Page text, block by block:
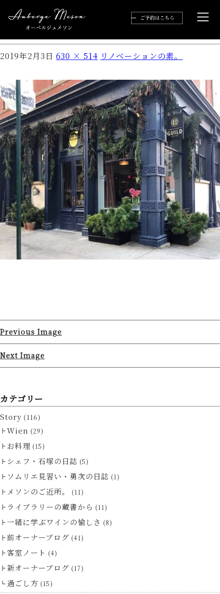
2ca9011b5bfbf442e0456c5df32b01b4-
e1522557966405
2019年2月3日 630 × 514 リノベーションの素。
Previous Image
Next Image
カテゴリー
Story (116)
Wien (29)
お料理 (15)
シェフ・石塚の日誌 (5)
ソムリエ見習い・勇次の日誌 (1)
メソンのご近所。 (11)
ライブラリーの蔵書から (11)
一緒に学ぶワインの愉しさ (8)
前オーナーブログ (41)
客室ノート (4)
新オーナーブログ (17)
過ごし方 (15)